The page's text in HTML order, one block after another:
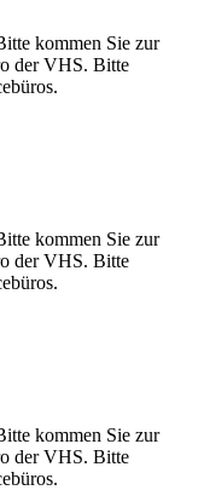
kommen Sie zur
der VHS. Bitte
kommen Sie zur
der VHS. Bitte
kommen Sie zur
der VHS. Bitte